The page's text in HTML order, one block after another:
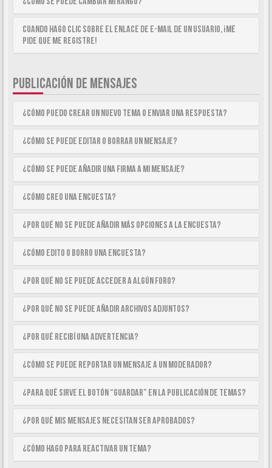
Cuando hago clic sobre el enlace de e-mail de un usuario, ¡me
pide que me registre!
PUBLICACIÓN DE MENSAJES
¿Cómo puedo crear un nuevo tema o enviar una respuesta?
¿Cómo se puede editar o borrar un mensaje?
¿Cómo se puede añadir una firma a mi mensaje?
¿Cómo creo una encuesta?
¿Por qué no se puede añadir más opciones a la encuesta?
¿Cómo edito o borro una encuesta?
¿Por qué no se puede acceder a algún foro?
¿Por qué no se puede añadir archivos adjuntos?
¿Por qué recibí una advertencia?
¿Cómo se puede reportar un mensaje a un moderador?
¿Para qué sirve el botón “Guardar” en la publicación de temas?
¿Por qué mis mensajes necesitan ser aprobados?
¿Cómo hago para reactivar un tema?